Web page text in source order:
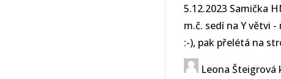
5.12.2023 Samička
m.č. sedí na Y větvi
:-), pak přelétá na
Leona Šteigrová